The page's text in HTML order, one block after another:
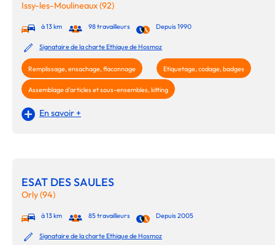
Issy-les-Moulineaux (92)
à 13 km 98 travailleurs Depuis 1990
Signataire de la charte Ethique de Hosmoz
Remplissage, ensachage, flaconnage Etiquetage, codage, badges
Assemblage d'articles et sous-ensembles, kitting
En savoir +
ESAT DES SAULES
Orly (94)
à 13 km 85 travailleurs Depuis 2005
Signataire de la charte Ethique de Hosmoz